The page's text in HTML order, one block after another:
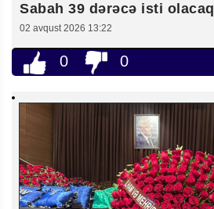
Sabah 39 dərəcə isti olacaq
02 avqust 2026 13:22
0 0